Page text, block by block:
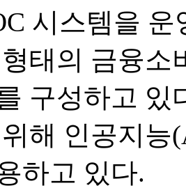
시스템을
태의 금융
구성하고 있
해 인공지
하고 있다.